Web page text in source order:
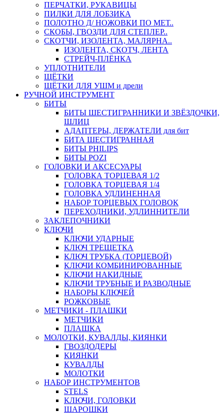
ПЕРЧАТКИ, РУКАВИЦЫ
ПИЛКИ ДЛЯ ЛОБЗИКА
ПОЛОТНО Д/ НОЖОВКИ ПО МЕТ..
СКОБЫ, ГВОЗДИ ДЛЯ СТЕПЛЕР..
СКОТЧИ, ИЗОЛЕНТА, МАЛЯРНА..
ИЗОЛЕНТА, СКОТЧ, ЛЕНТА
СТРЕЙЧ-ПЛЁНКА
УПЛОТНИТЕЛИ
ЩЁТКИ
ЩЁТКИ ДЛЯ УШМ и дрели
РУЧНОЙ ИНСТРУМЕНТ
БИТЫ
БИТЫ ШЕСТИГРАННИКИ И ЗВЁЗДОЧКИ,
ШЛИЦ
АДАПТЕРЫ, ДЕРЖАТЕЛИ для бит
БИТА ШЕСТИГРАННАЯ
БИТЫ PHILIPS
БИТЫ POZI
ГОЛОВКИ И АКСЕСУАРЫ
ГОЛОВКА ТОРЦЕВАЯ 1/2
ГОЛОВКА ТОРЦЕВАЯ 1/4
ГОЛОВКА УДЛИНЕННАЯ
НАБОР ТОРЦЕВЫХ ГОЛОВОК
ПЕРЕХОДНИКИ, УДЛИННИТЕЛИ
ЗАКЛЕПОЧНИКИ
КЛЮЧИ
КЛЮЧИ УДАРНЫЕ
КЛЮЧ ТРЕЩЕТКА
КЛЮЧ ТРУБКА (ТОРЦЕВОЙ)
КЛЮЧИ КОМБИНИРОВАННЫЕ
КЛЮЧИ НАКИДНЫЕ
КЛЮЧИ ТРУБНЫЕ И РАЗВОДНЫЕ
НАБОРЫ КЛЮЧЕЙ
РОЖКОВЫЕ
МЕТЧИКИ - ПЛАШКИ
МЕТЧИКИ
ПЛАШКА
МОЛОТКИ, КУВАЛДЫ, КИЯНКИ
ГВОЗДОДЕРЫ
КИЯНКИ
КУВАЛДЫ
МОЛОТКИ
НАБОР ИНСТРУМЕНТОВ
STELS
КЛЮЧИ, ГОЛОВКИ
ШАРОШКИ